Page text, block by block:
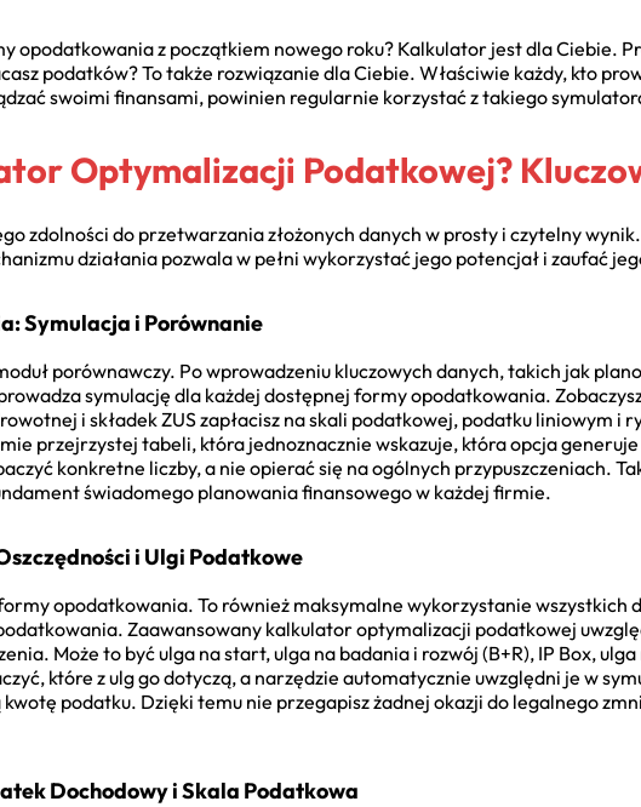
opodatkowania z początkiem nowego roku? Kalkulator jest dla Ciebie.
podatków? To także rozwiązanie dla Ciebie. Właściwie każdy, kto
swoimi finansami, powinien regularnie korzystać z takiego
Optymalizacji Podatkowej?
zdolności do przetwarzania złożonych danych w prosty i czytelny
działania pozwala w pełni wykorzystać jego potencjał i zaufać
Symulacja i Porównanie
porównawczy. Po wprowadzeniu kluczowych danych, takich jak
symulację dla każdej dostępnej formy opodatkowania.
i składek ZUS zapłacisz na skali podatkowej, podatku liniowym i
przejrzystej tabeli, która jednoznacznie wskazuje, która opcja
konkretne liczby, a nie opierać się na ogólnych przypuszczeniach.
świadomego planowania finansowego w każdej firmie.
i Ulgi Podatkowe
opodatkowania. To również maksymalne wykorzystanie wszystkich
Zaawansowany kalkulator optymalizacji podatkowej
Może to być ulga na start, ulga na badania i rozwój (B+R), IP Box,
które z ulg go dotyczą, a narzędzie automatycznie uwzględni je w
podatku. Dzięki temu nie przegapisz żadnej okazji do legalnego
Dochodowy i Skala Podatkowa